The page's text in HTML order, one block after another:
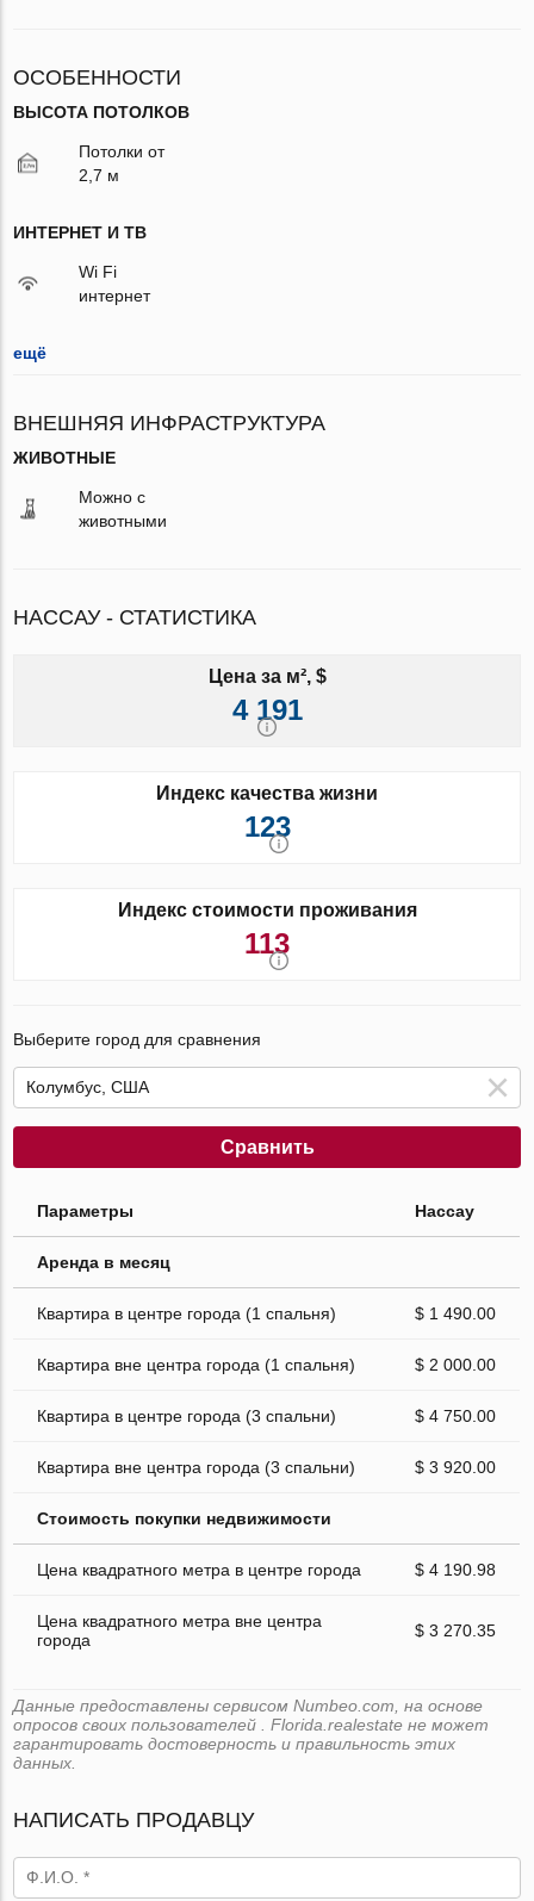
ОСОБЕННОСТИ
ВЫСОТА ПОТОЛКОВ
Потолки от
2,7 м
ИНТЕРНЕТ И ТВ
Wi Fi
интернет
ещё
ВНЕШНЯЯ ИНФРАСТРУКТУРА
ЖИВОТНЫЕ
Можно с
животными
НАССАУ - СТАТИСТИКА
Цена за м², $
4 191
Индекс качества жизни
123
Индекс стоимости проживания
113
Выберите город для сравнения
Сравнить
Параметры Нассау
Аренда в месяц
Квартира в центре города (1 спальня) $ 1 490.00
Квартира вне центра города (1 спальня) $ 2 000.00
Квартира в центре города (3 спальни) $ 4 750.00
Квартира вне центра города (3 спальни) $ 3 920.00
Стоимость покупки недвижимости
Цена квадратного метра в центре города $ 4 190.98
Цена квадратного метра вне центра
города
$ 3 270.35
Данные предоставлены сервисом Numbeo.com, на основе
опросов своих пользователей . Florida.realestate не может
гарантировать достоверность и правильность этих
данных.
НАПИСАТЬ ПРОДАВЦУ